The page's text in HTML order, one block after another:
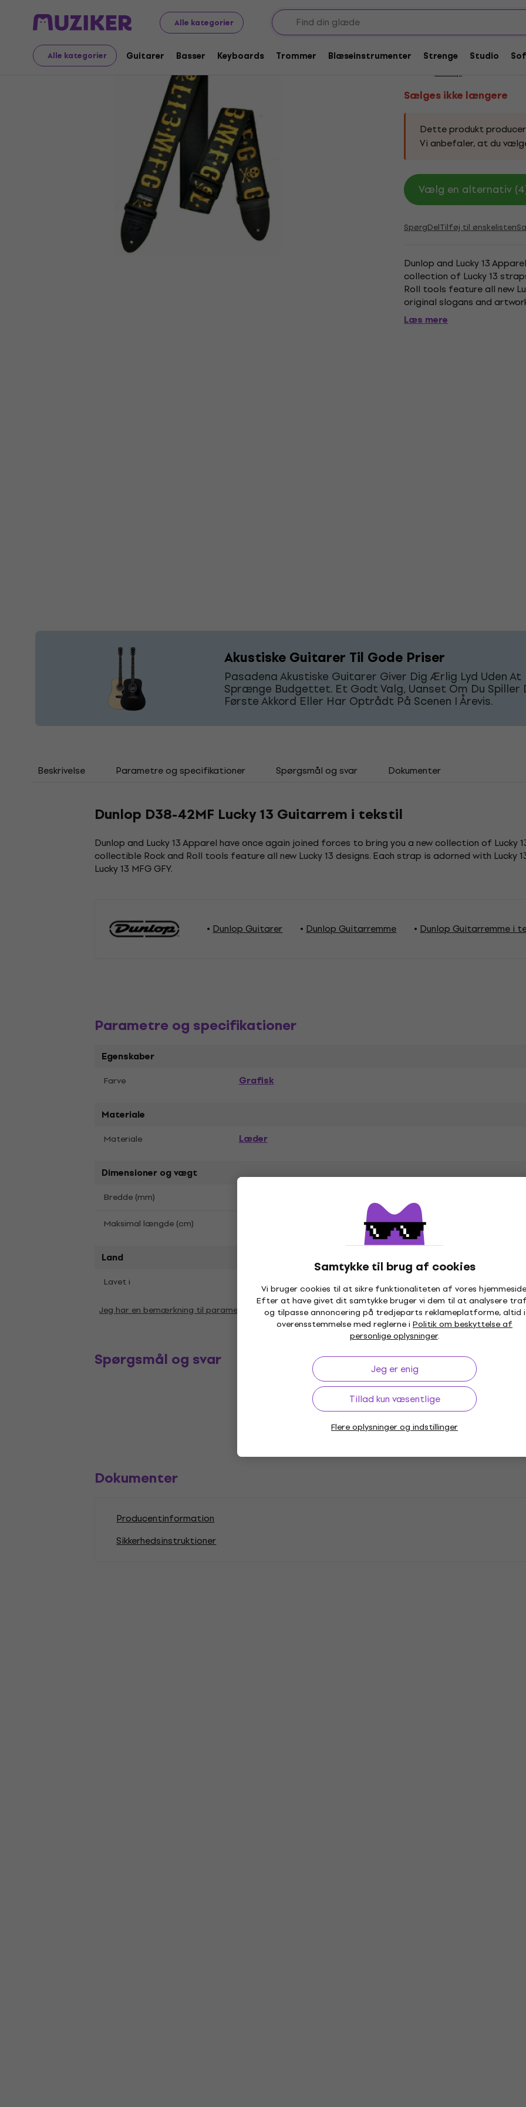
Alle kategorier
Alle kategorier Guitarer Basser Keyboards Trommer Blæseinstrumenter Strenge Studio
Samtykke til brug af cookies
Vi bruger cookies til at sikre funktionaliteten af vores
Efter at have givet dit samtykke bruger vi dem til at analysere
og tilpasse annoncering på tredjeparts reklameplatforme, altid i
overensstemmelse med reglerne i Politik om beskyttelse af
personlige oplysninger.
Jeg er enig
Tillad kun væsentlige
Flere oplysninger og indstillinger
Musikinstrumenter Guitarer Guitarremme Guitarremme i tekstil
Sælges ikke længere
Sælges ikke længere
Dunlop D38-42MF
Dunlop
Sælges ikke længere
Dette produkt
Vi anbefaler, at du
Vælg en alternativ
SpørgDelTilføj til ønskelisten
Dunlop and Lucky 13
collection of Lucky 13
Roll tools feature all new
original slogans and
Læs mere
Akustiske Guitarer Til Gode Priser
Pasadena Akustiske Guitarer Giver Dig Ærlig Lyd Uden At
Sprænge Budgettet. Et Godt Valg, Uanset Om Du Spiller
Første Akkord Eller Har Optrådt På Scenen I Årevis.
Beskrivelse Parametre og specifikationer Spørgsmål og svar Dokumenter
Dunlop D38-42MF Lucky 13 Guitarrem i tekstil
Dunlop and Lucky 13 Apparel have once again joined forces to bring you a new collection of Lucky
collectible Rock and Roll tools feature all new Lucky 13 designs. Each strap is adorned with Lucky
Lucky 13 MFG GFY.
Dunlop Guitarer Dunlop Guitarremme Dunlop Guitarremme i
Parametre og specifikationer
Egenskaber
Farve Grafisk
Materiale
Materiale Læder
Dimensioner og vægt
Bredde (mm)
Maksimal længde (cm)
Land
Lavet i
Jeg har en bemærkning til parametrene
Spørgsmål og svar
Dokumenter
Producentinformation
Sikkerhedsinstruktioner